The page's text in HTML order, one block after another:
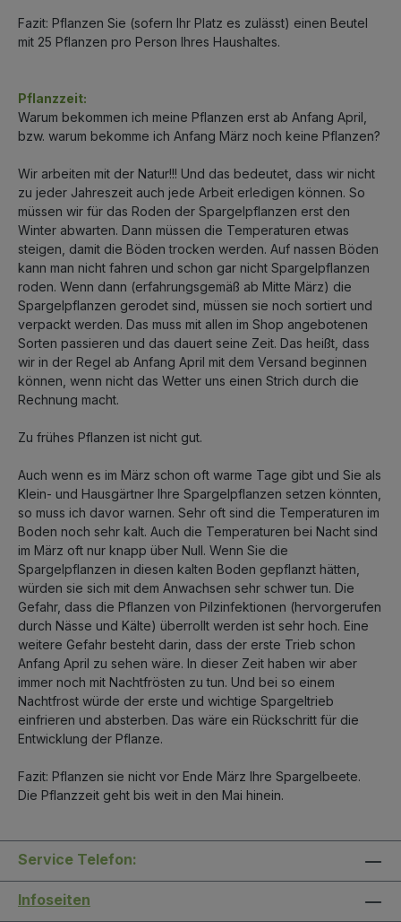
Fazit: Pflanzen Sie (sofern Ihr Platz es zulässt) einen Beutel
mit 25 Pflanzen pro Person Ihres Haushaltes.
Pflanzzeit:
Warum bekommen ich meine Pflanzen erst ab Anfang April,
bzw. warum bekomme ich Anfang März noch keine Pflanzen?
Wir arbeiten mit der Natur!!! Und das bedeutet, dass wir nicht
zu jeder Jahreszeit auch jede Arbeit erledigen können. So
müssen wir für das Roden der Spargelpflanzen erst den
Winter abwarten. Dann müssen die Temperaturen etwas
steigen, damit die Böden trocken werden. Auf nassen Böden
kann man nicht fahren und schon gar nicht Spargelpflanzen
roden. Wenn dann (erfahrungsgemäß ab Mitte März) die
Spargelpflanzen gerodet sind, müssen sie noch sortiert und
verpackt werden. Das muss mit allen im Shop angebotenen
Sorten passieren und das dauert seine Zeit. Das heißt, dass
wir in der Regel ab Anfang April mit dem Versand beginnen
können, wenn nicht das Wetter uns einen Strich durch die
Rechnung macht.
Zu frühes Pflanzen ist nicht gut.
Auch wenn es im März schon oft warme Tage gibt und Sie als
Klein- und Hausgärtner Ihre Spargelpflanzen setzen könnten,
so muss ich davor warnen. Sehr oft sind die Temperaturen im
Boden noch sehr kalt. Auch die Temperaturen bei Nacht sind
im März oft nur knapp über Null. Wenn Sie die
Spargelpflanzen in diesen kalten Boden gepflanzt hätten,
würden sie sich mit dem Anwachsen sehr schwer tun. Die
Gefahr, dass die Pflanzen von Pilzinfektionen (hervorgerufen
durch Nässe und Kälte) überrollt werden ist sehr hoch. Eine
weitere Gefahr besteht darin, dass der erste Trieb schon
Anfang April zu sehen wäre. In dieser Zeit haben wir aber
immer noch mit Nachtfrösten zu tun. Und bei so einem
Nachtfrost würde der erste und wichtige Spargeltrieb
einfrieren und absterben. Das wäre ein Rückschritt für die
Entwicklung der Pflanze.
Fazit: Pflanzen sie nicht vor Ende März Ihre Spargelbeete.
Die Pflanzzeit geht bis weit in den Mai hinein.
Service Telefon:
Infoseiten